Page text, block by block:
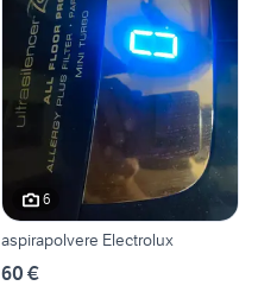
6
aspirapolvere Electrolux
60 €